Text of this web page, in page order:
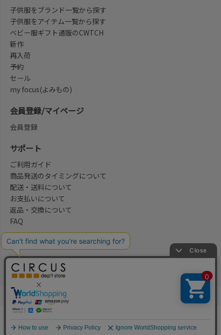
会社概要/お問合せ先
子供服をブランド一覧から探す
子供服をアイテム一覧から探す
ベビー服ギフト通販のCWTCH
新作
再入荷
予約
セール
my focus(よみもの)
会員登録/マイページ
会員登録
サポート
ご利用ガイド
商品発送のタイミングについて
配送・送料について
お支払いについて
返品・交換について
FAQ
法律に基づく表示 プライバシーポリシー
©2004-2026 子供服・キッズ服の通販Circus All Rights reserved.
何かお探しですか？